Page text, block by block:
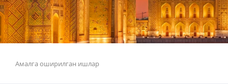
Амалга оширилган ишлар